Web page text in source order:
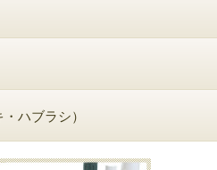
・ハブラシ）